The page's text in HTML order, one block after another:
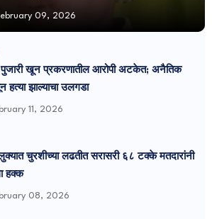
09, 2026
खून प्रकरणातील आरोपी अटकेत; अनैतिक
हत्या झाल्याचा उलगडा
11, 2026
चुरशीच्या लढतीत सरासरी ६८ टक्के मतदारांनी
हक्क
08, 2026